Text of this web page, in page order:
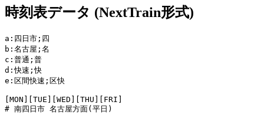
時刻表データ (NextTrain形式)
a:四日市;四
b:名古屋;名
c:普通;普
d:快速;快
e:区間快速;区快
[MON][TUE][WED][THU][FRI]
# 南四日市 名古屋方面(平日)